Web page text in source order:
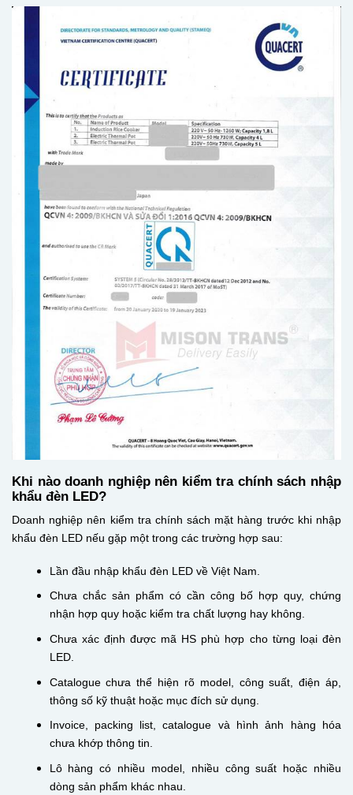
Khi nào doanh nghiệp nên kiểm tra chính sách nhập
khẩu đèn LED?
Doanh nghiệp nên kiểm tra chính sách mặt hàng trước khi nhập
khẩu đèn LED nếu gặp một trong các trường hợp sau:
Lần đầu nhập khẩu đèn LED về Việt Nam.
Chưa chắc sản phẩm có cần công bố hợp quy, chứng
nhận hợp quy hoặc kiểm tra chất lượng hay không.
Chưa xác định được mã HS phù hợp cho từng loại đèn
LED.
Catalogue chưa thể hiện rõ model, công suất, điện áp,
thông số kỹ thuật hoặc mục đích sử dụng.
Invoice, packing list, catalogue và hình ảnh hàng hóa
chưa khớp thông tin.
Lô hàng có nhiều model, nhiều công suất hoặc nhiều
dòng sản phẩm khác nhau.